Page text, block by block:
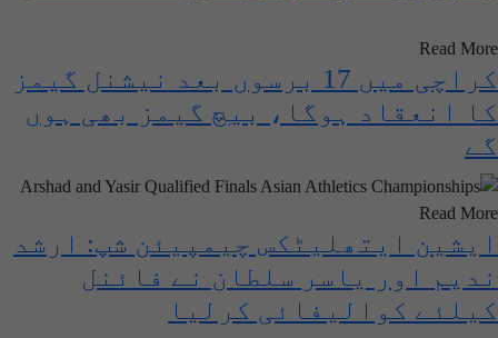
Read More
کراچی میں 17 برسوں بعد نیشنل گیمز
کا انعقاد ہوگا، بیچ گیمز بھی ہوں
گے
Read More
ایشین ایتھلیٹکس چیمپیئن شپ: ارشد
ندیم اور یاسر سلطان نے فائنل
کیلئے کوالیفائی کرلیا